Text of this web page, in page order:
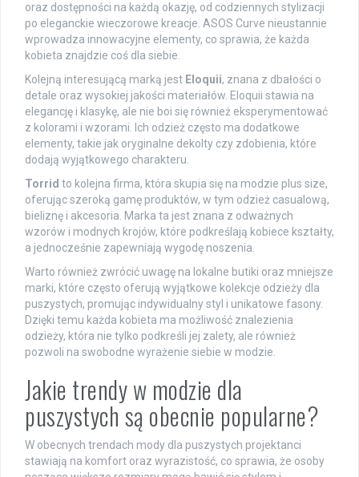
oraz dostępności na każdą okazję, od codziennych stylizacji
po eleganckie wieczorowe kreacje. ASOS Curve nieustannie
wprowadza innowacyjne elementy, co sprawia, że każda
kobieta znajdzie coś dla siebie.
Kolejną interesującą marką jest Eloquii, znana z dbałości o
detale oraz wysokiej jakości materiałów. Eloquii stawia na
elegancję i klasykę, ale nie boi się również eksperymentować
z kolorami i wzorami. Ich odzież często ma dodatkowe
elementy, takie jak oryginalne dekolty czy zdobienia, które
dodają wyjątkowego charakteru.
Torrid to kolejna firma, która skupia się na modzie plus size,
oferując szeroką gamę produktów, w tym odzież casualową,
bieliznę i akcesoria. Marka ta jest znana z odważnych
wzorów i modnych krojów, które podkreślają kobiece kształty,
a jednocześnie zapewniają wygodę noszenia.
Warto również zwrócić uwagę na lokalne butiki oraz mniejsze
marki, które często oferują wyjątkowe kolekcje odzieży dla
puszystych, promując indywidualny styl i unikatowe fasony.
Dzięki temu każda kobieta ma możliwość znalezienia
odzieży, która nie tylko podkreśli jej zalety, ale również
pozwoli na swobodne wyrażenie siebie w modzie.
Jakie trendy w modzie dla
puszystych są obecnie popularne?
W obecnych trendach mody dla puszystych projektanci
stawiają na komfort oraz wyrazistość, co sprawia, że osoby